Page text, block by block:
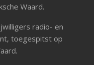
Waard.
radio- en
toegespitst op